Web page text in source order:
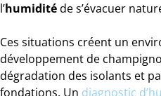
l’humiditéde s’évacuer
Ces situations créent un
développement de
dégradation des isolants et
fondations. Un diagnostic